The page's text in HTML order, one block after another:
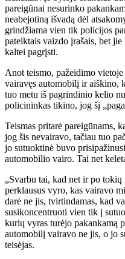
pareigūnai nesurinko
neabejotiną išvadą dėl
grindžiama vien tik policijos
pateiktais vaizdo įrašais, bet
kaltei pagrįsti.
Anot teismo, pažeidimo
vairavęs automobilį ir aiškino,
tuo metu iš pagrindinio kelio
policininkas tikino, jog šį
Teismas pritarė pareigūnams,
jog šis nevairavo, tačiau tuo
jo sutuoktinė buvo
automobilio vairo. Tai net
„Svarbu tai, kad net ir po tokių
perklausus vyro, kas vairavo
darė ne jis, tvirtindamas, kad
susikoncentruoti vien tik į
kurių vyras turėjo pakankamą
automobilį vairavo ne jis, o jo
teisėjas.